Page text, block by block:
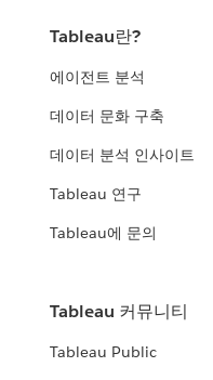
Tableau란?
에이전트 분석
데이터 문화 구축
데이터 분석 인사이트
Tableau 연구
Tableau에 문의
Tableau 커뮤니티
Tableau Public